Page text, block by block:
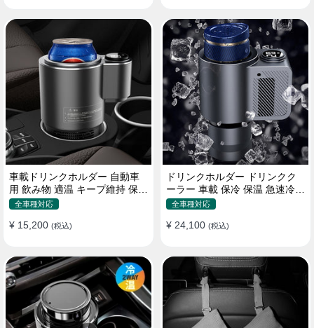
車載ドリンクホルダー 自動車
用 飲み物 適温 キープ維持 保温
冷機能付き
全車種対応
¥ 15,200 (税込)
ドリンクホルダー ドリンクク
ーラー 車載 保冷 保温 急速冷却
缶対応
全車種対応
¥ 24,100 (税込)